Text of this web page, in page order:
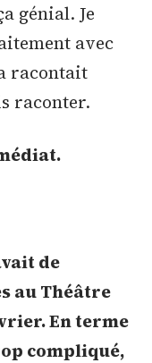
génial. Je
avec
racontait
raconter.
de
au Théâtre
En terme
compliqué,